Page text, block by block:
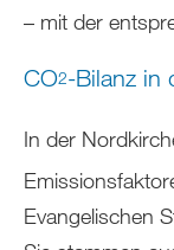
– mit der
CO2-Bilanz in
In der
Evangelischen